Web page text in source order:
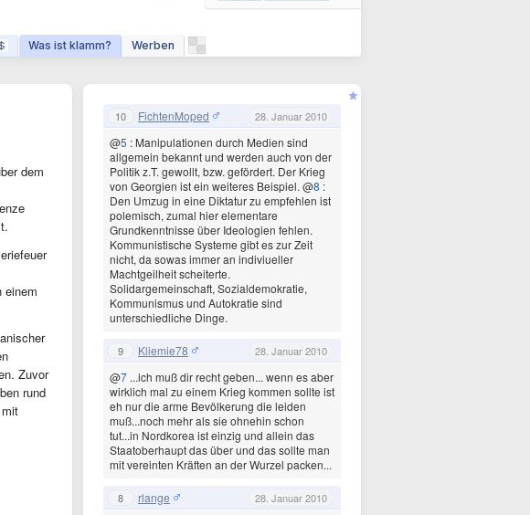
Was ist klamm? Werben
dem
einem
Zuvor
rund
10 FichtenMoped 28. Januar 2010
@5 : Manipulationen durch Medien sind
allgemein bekannt und werden auch von der
Politik z.T. gewollt, bzw. gefördert. Der Krieg
von Georgien ist ein weiteres Beispiel. @8 :
Den Umzug in eine Diktatur zu empfehlen ist
polemisch, zumal hier elementare
Grundkenntnisse über Ideologien fehlen.
Kommunistische Systeme gibt es zur Zeit
nicht, da sowas immer an indiviueller
Machtgeilheit scheiterte.
Solidargemeinschaft, Sozialdemokratie,
Kommunismus und Autokratie sind
unterschiedliche Dinge.
9 Kliemie78 28. Januar 2010
@7 ...ich muß dir recht geben... wenn es aber
wirklich mal zu einem Krieg kommen sollte ist
eh nur die arme Bevölkerung die leiden
muß...noch mehr als sie ohnehin schon
tut...in Nordkorea ist einzig und allein das
Staatoberhaupt das über und das sollte man
mit vereinten Kräften an der Wurzel packen...
8 rlange 28. Januar 2010